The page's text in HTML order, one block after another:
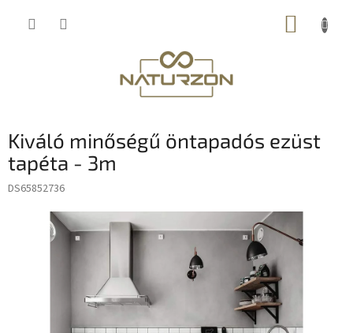
KOSÁR
Kiváló minőségű öntapadós ezüst
tapéta - 3m
DS65852736